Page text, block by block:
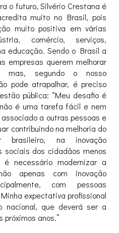
o futuro, Silvério Crestana é
muito no Brasil, pois
muito positiva em várias
comércio, serviços,
educação. Sendo o Brasil a
empresas querem melhorar
mas, segundo o nosso
pode atrapalhar, é preciso
pública: “Meu desafio é
é uma tarefa fácil e nem
a outras pessoas e
contribuindo na melhoria do
brasileiro, na inovação
sociais dos cidadãos menos
necessário modernizar a
apenas com inovação
com pessoas
expectativa profissional
nacional, que deverá ser a
próximos anos.”